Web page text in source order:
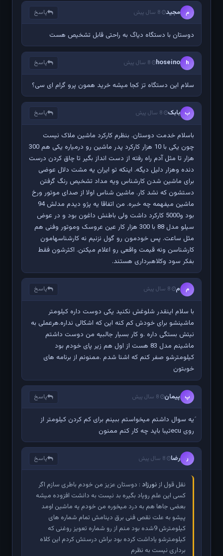
م مجید 8 سال پیش پاسخ
دوستان با دستگاه دیاگ به راحتی قابل تشخیص هست
h
hoseino 8 سال پیش پاسخ
سلام این دستگاه تز کجا میشه خرید همون پرو گرام ای سی؟
ب بابک 8 سال پیش پاسخ
باسلام خدمت دوستان. بنظرم کارکرد ماشین ملاک نیست
چون یکی با 10 هزار کارکرد پدر ماشین رو درمیاره یکی هم 300
هزار تا مثل آدم راه رفته از دست انداز بگیر تا چاق کردن درست
دنده وهزار دلیل دیگه. اینکه تو ایران یه مشت دلال عوضی
برای ماشین شدن کارشناس ویه مداد تشخیص رنگ گرفتن
دستشون که نشد کار. ماشین شناس اولا از صدای موتور ورخ
ماشین میفهمه چه خبره. من اتفاقا یه پژو دیدم مدلش 94
بود و5000 کارکرد داشت ولی باطنش داغون بود و در عوض
سیلو مدل 88 با 300 هزار کار عین عروسک وموتور وفنی هم
مثل ساعت. پس خودمون رو گول نزنیم نه کارشناسهامون
کارشناسن ونه قیمت واقعی رو اعلام میکنن. اکثرشون فقط
بفکر سود وکلاهبرداری هستند.
م م 8 سال پیش پاسخ
با سلام اینقدر شلوغش نکنید یکی دوست داره کیلومتر
ماشینشو برای خودش کم کنه این که اشکالی نداره.هرعملی به
نیتش بستگی داره .و کار بسیار جالبیه من دوست داشتم
ماشینم مدل 83 هست از اول هم زیر پای خودم بود
کیلومترشو صفر کنم که اشنا شدم .ممنونم از برنامه های
خوبتون
پ پیمان 8 سال پیش پاسخ
َیه سوال داشتم میخواستم ببینم برای کم کردن کیلومتر از
روی ecuتیبا باید چه کار کنم ممنون
ر رضا 8 سال پیش پاسخ
نقل قول از نورزاد : دوستان عزیز من خودم باطری سازم اگر
کسی این علم رویاد بگیره بد نیست به دانشت افزوده میشه
بعضی جاها هم به درد میخوره من خودم یه ماشین اومد
پیشو به علت نقص فنی برق دینامش تمام شماره های
کیلومترش 9شده بود منم از رو شماره تعویز روغنی که
کیلومترشو یاداشت کرده بود براش درستش کردم این کلاه
برداری نیست به نظرم